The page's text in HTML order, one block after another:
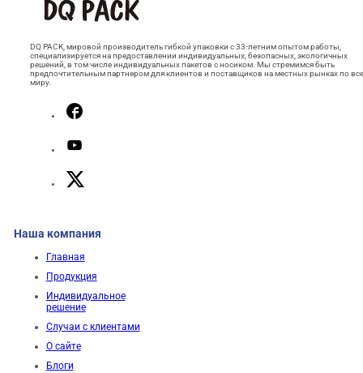
DQ PACK, мировой производитель гибкой упаковки с 33-летним опытом работы,
специализируется на предоставлении индивидуальных, безопасных, экологичных
решений, в том числе индивидуальных пакетов с носиком. Мы стремимся быть
предпочтительным партнером для клиентов и поставщиков на местных рынках по
миру.
Наша компания
Главная
Продукция
Индивидуальное
решение
Случаи с клиентами
О сайте
Блоги